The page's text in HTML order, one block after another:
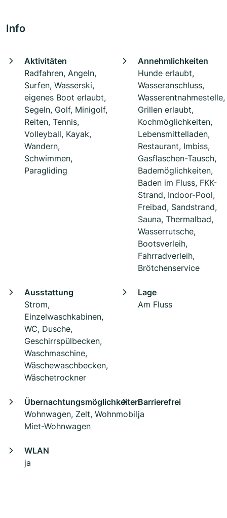
Info
Aktivitäten
Radfahren, Angeln,
Surfen, Wasserski,
eigenes Boot erlaubt,
Segeln, Golf, Minigolf,
Reiten, Tennis,
Volleyball, Kayak,
Wandern,
Schwimmen,
Paragliding
Annehmlichkeiten
Hunde erlaubt,
Wasseranschluss,
Wasserentnahmestelle,
Grillen erlaubt,
Kochmöglichkeiten,
Lebensmittelladen,
Restaurant, Imbiss,
Gasflaschen-Tausch,
Bademöglichkeiten,
Baden im Fluss, FKK-
Strand, Indoor-Pool,
Freibad, Sandstrand,
Sauna, Thermalbad,
Wasserrutsche,
Bootsverleih,
Fahrradverleih,
Brötchenservice
Ausstattung
Strom,
Einzelwaschkabinen,
WC, Dusche,
Geschirrspülbecken,
Waschmaschine,
Wäschewaschbecken,
Wäschetrockner
Lage
Am Fluss
Übernachtungsmöglichkeiten
Wohnwagen, Zelt, Wohnmobil,
Miet-Wohnwagen
Barrierefrei
ja
WLAN
ja